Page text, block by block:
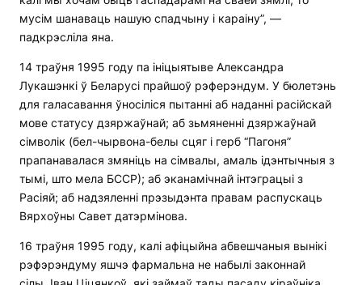
мусім шанаваць нашую спадчыну і караіну”, —
падкрэсліла яна.
14 траўня 1995 году па ініцыятыве Александра
Лукашэнкі ў Беларусі прайшоў рэферэндум. У бюлетэнь
для галасавання ўносіліся пытанні аб наданні расійскай
мове статусу дзяржаўнай; аб зьмяненні дзяржаўнай
сімволік (бел-чырвона-белы сцяг і герб “Пагоня”
прапанавалася змяніць на сімвалы, амаль ідэнтычныя з
тымі, што мела БССР); аб эканамічнай інтэграцыі з
Расіяй; аб надзяленні прэзыдэнта правам распускаць
Вярхоўны Савет датэрмінова.
16 траўня 1995 году, калі афіцыйна абвешчаныя вынікі
рэфэрэндуму яшчэ фармальна не набылі законнай